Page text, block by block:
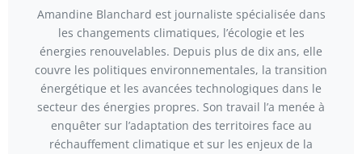
Amandine Blanchard est journaliste spécialisée dans
les changements climatiques, l’écologie et les
énergies renouvelables. Depuis plus de dix ans, elle
couvre les politiques environnementales, la transition
énergétique et les avancées technologiques dans le
secteur des énergies propres. Son travail l’a menée à
enquêter sur l’adaptation des territoires face au
réchauffement climatique et sur les enjeux de la